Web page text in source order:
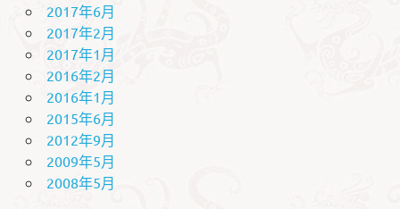
2017年6月
2017年2月
2017年1月
2016年2月
2016年1月
2015年6月
2012年9月
2009年5月
2008年5月